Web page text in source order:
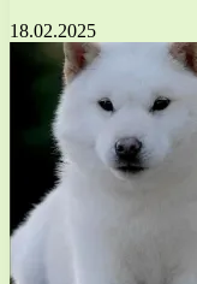
18.02.2025